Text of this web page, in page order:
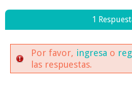
1
Por favor, ingresa o
las respuestas.